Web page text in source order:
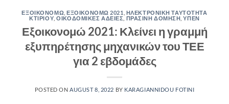
ΕΞΟΙΚΟΝΟΜΩ ,ΕΞΟΙΚΟΝΟΜΩ 2021 ΗΛΕΚΤΡΟΝΙΚΗ ΤΑΥΤΟΤΗΤΑ
ΚΤΙΡΙΟΥ ,ΟΙΚΟΔΟΜΙΚΕΣ ΑΔΕΙΕΣ, ΠΡΑΣΙΝΗ ΔΟΜΗΣΗ ,ΥΠΕΝ
Εξοικονομώ 2021: Κλείνει η γραμμή
εξυπηρέτησης μηχανικών του ΤΕΕ
για 2 εβδομάδες
POSTED ON AUGUST 8, 2022 BY KARAGIANNIDOU FOTINI